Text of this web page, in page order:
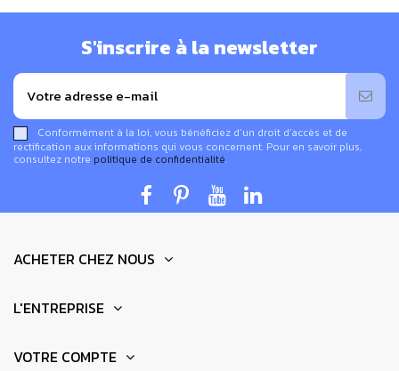
S'inscrire à la newsletter
Conformément à la loi, vous bénéficiez d’un droit d’accès et de
rectification aux informations qui vous concernent. Pour en savoir plus,
consultez notre politique de confidentialité.
ACHETER CHEZ NOUS
L'ENTREPRISE
VOTRE COMPTE